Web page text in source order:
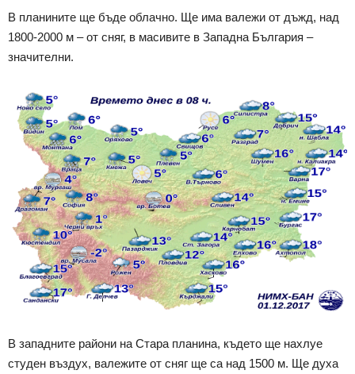
В планините ще бъде облачно. Ще има валежи от дъжд, над
1800-2000 м – от сняг, в масивите в Западна България –
значителни.
В западните райони на Стара планина, където ще нахлуе
студен въздух, валежите от сняг ще са над 1500 м. Ще духа